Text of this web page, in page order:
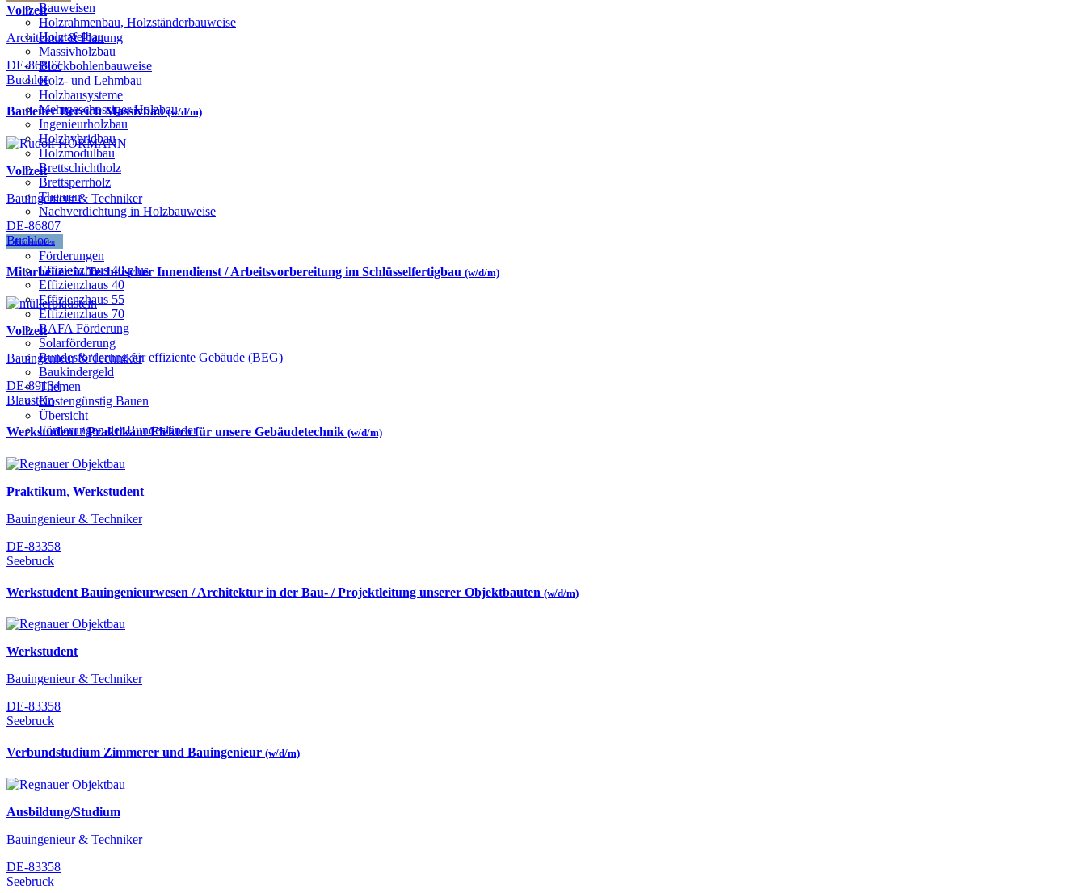
Bauweisen
Holzrahmenbau, Holzständerbauweise
Holztafelbau
Massivholzbau
Blockbohlenbauweise
Holz- und Lehmbau
Holzbausysteme
Mehrgeschossiger Holzbau
Ingenieurholzbau
Holzhybridbau
Holzmodulbau
Brettschichtholz
Brettsperrholz
Themen
Nachverdichtung in Holzbauweise
Förderungen
Förderungen
Effizienzhaus 40 plus
Effizienzhaus 40
Effizienzhaus 55
Effizienzhaus 70
BAFA Förderung
Solarförderung
Bundesförderung für effiziente Gebäude (BEG)
Baukindergeld
Themen
Kostengünstig Bauen
Übersicht
Förderungen der Bundesländer
Vollzeit
Architektur & Planung
DE-86807
Buchloe
Bauleiter Bereich Massivbau(w/d/m)
Vollzeit
Bauingenieur & Techniker
DE-86807
Buchloe
Mitarbeiter:in Technischer Innendienst / Arbeitsvorbereitung im Schlüsselfertigbau (w/d/m)
Vollzeit
Bauingenieur & Techniker
DE-89134
Blaustein
Werkstudent / Praktikant Elektro für unsere Gebäudetechnik (w/d/m)
Praktikum, Werkstudent
Bauingenieur & Techniker
DE-83358
Seebruck
Werkstudent Bauingenieurwesen / Architektur in der Bau- / Projektleitung unserer Objektbauten (w/d/m)
Werkstudent
Bauingenieur & Techniker
DE-83358
Seebruck
Verbundstudium Zimmerer und Bauingenieur (w/d/m)
Ausbildung/Studium
Bauingenieur & Techniker
DE-83358
Seebruck